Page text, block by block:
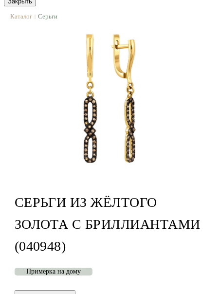
Каталог | Серьги
СЕРЬГИ ИЗ ЖЁЛТОГО
ЗОЛОТА С БРИЛЛИАНТАМИ
(040948)
Примерка на дому